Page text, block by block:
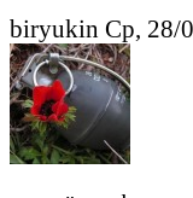
biryukin Ср, 28/